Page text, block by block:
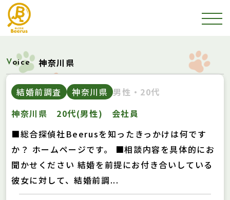
Voice 神奈川県
結婚前調査 神奈川県 男性・20代
神奈川県 20代(男性) 会社員
■総合探偵社Beerusを知ったきっかけは何です
か？ ホームページです。 ■相談内容を具体的にお
聞かせください 結婚を前提にお付き合いしている
彼女に対して、結婚前調...